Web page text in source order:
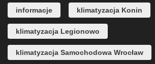
informacje klimatyzacja Konin
klimatyzacja Legionowo
klimatyzacja Samochodowa Wrocław